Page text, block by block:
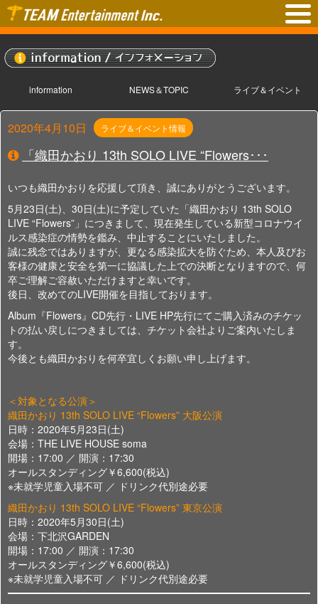
information NEWS＆TOPIC ライブ＆イベント
2020年4月10日 ライブ＆イベント情報
「織田かおり 13th SOLO LIVE “Flowers･･･
いつも織田かおりを応援して頂き、誠にありがとうございます。
5月23日(土)、30日(土)に予定していた「織田かおり 13th SOLO
LIVE “Flowers”」につきまして、現在発生している新型コロナウイ
ルス感染症の情勢を鑑み、中止することにいたしました。
誠に残念ではありますが、更なる感染拡大を防ぐため、本人及びお
客様の健康と安全を第一に協議した上での決断となりますので、何
卒ご理解ご容赦いただけますと幸いです。
後日、改めてのLIVE開催を目指しております。
Album『Flowers』CD先行・LIVE HP先行にてご購入済みのチケッ
トの払い戻しにつきましては、チケット会社よりご案内いたしま
す。
今後とも織田かおりを何卒宜しくお願い申し上げます。
＜対象となる公演＞
織田かおり 13th SOLO LIVE “Flowers” 大阪公演
日時：2020年5月23日(土)
会場：THE LIVE HOUSE soma
開場：17:00 ／ 開演：17:30
オールスタンディング￥6,600(税込)
※未就学児童入場不可 ／ ドリンク代別途必要
織田かおり 13th SOLO LIVE “Flowers” 東京公演
日時：2020年5月30日(土)
会場：下北沢GARDEN
開場：17:00 ／ 開演：17:30
オールスタンディング￥6,600(税込)
※未就学児童入場不可 ／ ドリンク代別途必要